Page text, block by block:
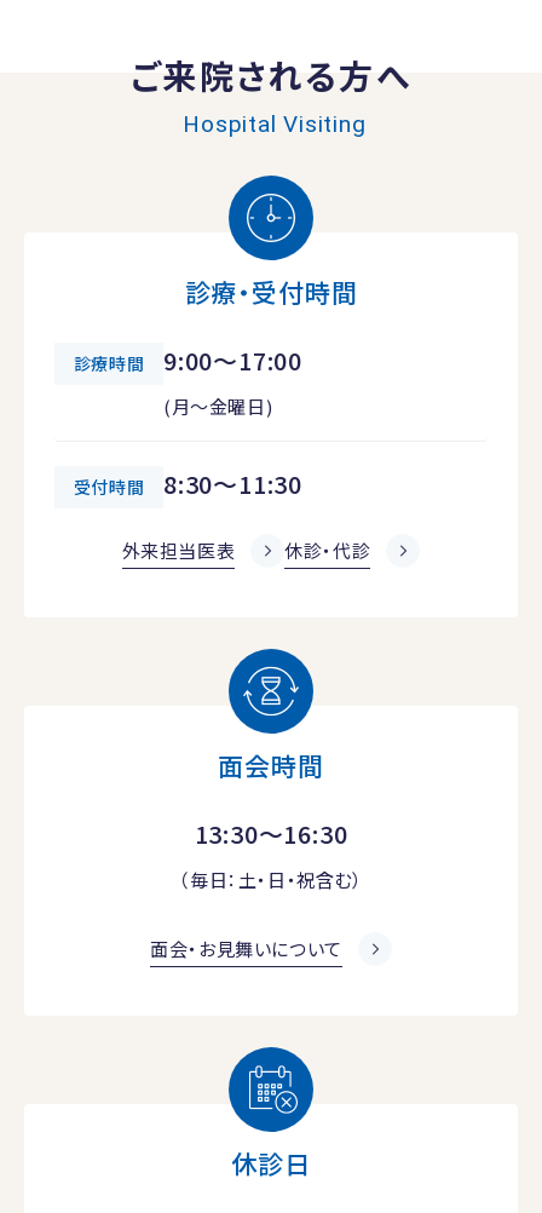
ご来院される方へ
Hospital Visiting
診療・受付時間
診療時間 9:00～17:00
(月～金曜日)
受付時間 8:30～11:30
外来担当医表 休診・代診
面会時間
13:30～16:30
（毎日：土・日・祝含む）
面会・お見舞いについて
休診日